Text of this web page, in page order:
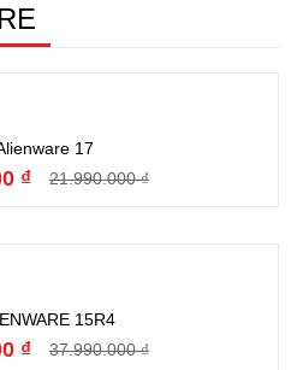
Đặt hàng 17
₫ 21.990.000 ₫
Đặt hàng 15R4
₫ 37.990.000 ₫